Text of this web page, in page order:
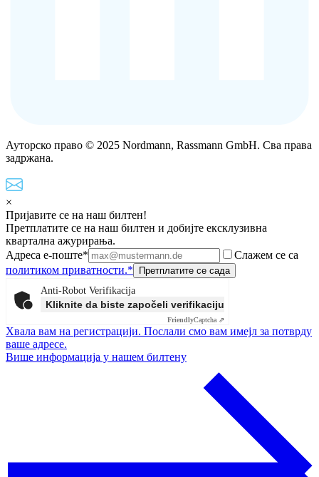
Ауторско право © 2025 Nordmann, Rassmann GmbH. Сва права
задржана.
×
Пријавите се на наш билтен!
Претплатите се на наш билтен и добијте ексклузивна
квартална ажурирања.
Адреса е-поште*
Слажем се са
политиком приватности.*
Anti-Robot Verifikacija
Kliknite da biste započeli verifikaciju
FriendlyCaptcha ⇗
Хвала вам на регистрацији. Послали смо вам имејл за потврду
ваше адресе.
Више информација у нашем билтену